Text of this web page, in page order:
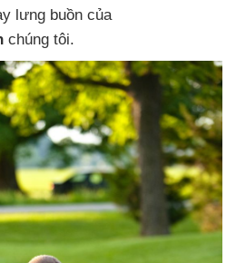
lưng buồn của
chúng tôi.